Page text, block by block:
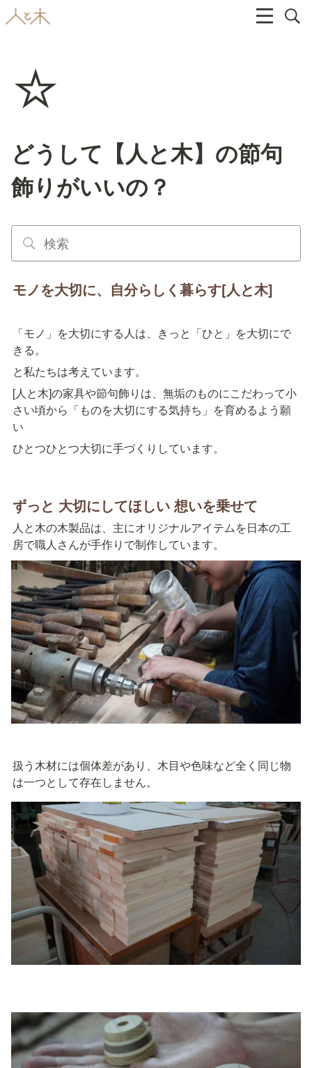
⭐
どうして【人と木】の節句
飾りがいいの？
モノを大切に、自分らしく暮らす[人と木]
「モノ」を大切にする人は、きっと「ひと」を大切にで
きる。
と私たちは考えています。
[人と木]の家具や節句飾りは、無垢のものにこだわって小
さい頃から「ものを大切にする気持ち」を育めるよう願
い
ひとつひとつ大切に手づくりしています。
ずっと 大切にしてほしい 想いを乗せて
人と木の木製品は、主にオリジナルアイテムを日本の工
房で職人さんが手作りで制作しています。
扱う木材には個体差があり、木目や色味など全く同じ物
は一つとして存在しません。